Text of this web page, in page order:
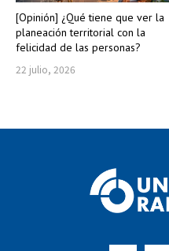
[Opinión] ¿Qué tiene que ver la
planeación territorial con la
felicidad de las personas?
22 julio, 2026